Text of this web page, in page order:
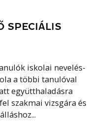
SPECIÁLIS
iskolai nevelés-
a többi tanulóval
együtthaladásra
szakmai vizsgára és